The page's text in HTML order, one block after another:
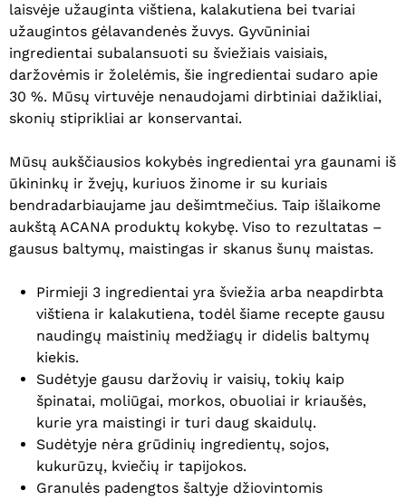
laisvėje užauginta vištiena, kalakutiena bei tvariai
užaugintos gėlavandenės žuvys. Gyvūniniai
ingredientai subalansuoti su šviežiais vaisiais,
daržovėmis ir žolelėmis, šie ingredientai sudaro apie
30 %. Mūsų virtuvėje nenaudojami dirbtiniai dažikliai,
skonių stiprikliai ar konservantai.
Mūsų aukščiausios kokybės ingredientai yra gaunami iš
ūkininkų ir žvejų, kuriuos žinome ir su kuriais
bendradarbiaujame jau dešimtmečius. Taip išlaikome
aukštą ACANA produktų kokybę. Viso to rezultatas –
gausus baltymų, maistingas ir skanus šunų maistas.
Pirmieji 3 ingredientai yra šviežia arba neapdirbta
vištiena ir kalakutiena, todėl šiame recepte gausu
naudingų maistinių medžiagų ir didelis baltymų
kiekis.
Sudėtyje gausu daržovių ir vaisių, tokių kaip
špinatai, moliūgai, morkos, obuoliai ir kriaušės,
kurie yra maistingi ir turi daug skaidulų.
Sudėtyje nėra grūdinių ingredientų, sojos,
kukurūzų, kviečių ir tapijokos.
Granulės padengtos šaltyje džiovintomis